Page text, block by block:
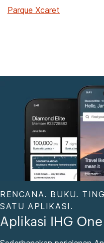
Parque Xcaret
RENCANA. BUKU.
SATU APLIKASI.
Aplikasi IHG